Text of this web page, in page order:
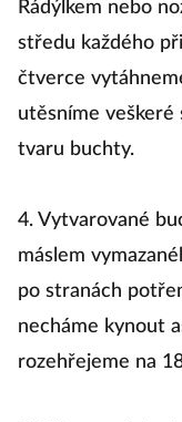
Rádýlkem nebo
středu každého
čtverce
utěsníme veškeré
tvaru buchty.
4. Vytvarované
máslem
po stranách
necháme kynout
rozehřejeme na